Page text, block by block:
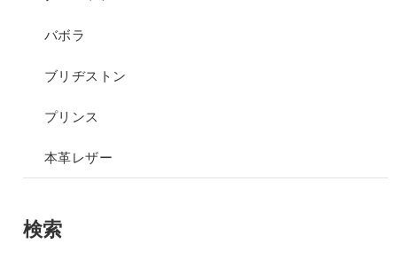
バボラ
ブリヂストン
プリンス
本革レザー
検索